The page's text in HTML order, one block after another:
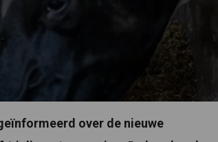
over de nieuwe